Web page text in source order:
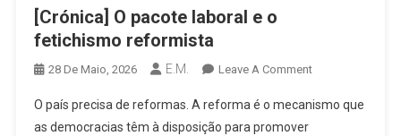
[Crónica] O pacote laboral e o
fetichismo reformista
28 De Maio, 2026 E.M. Leave A CommentOn
O
O país precisa de reformas. A reforma é o mecanismo que
as democracias têm à disposição para promover